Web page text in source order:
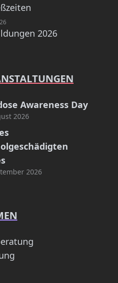
2026
Awareness Day
2026
2026